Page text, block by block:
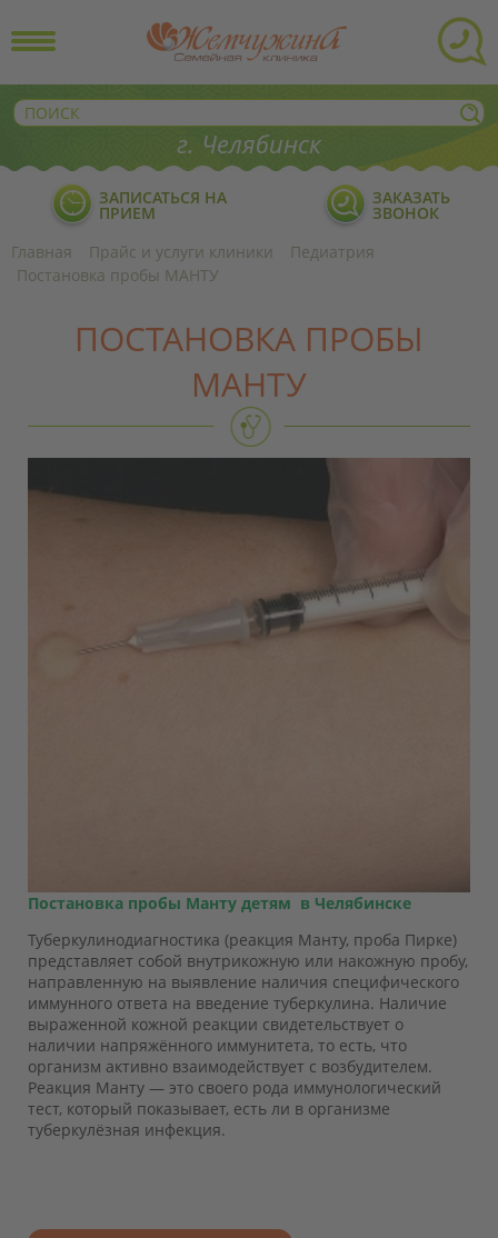
г. Челябинск
ЗАПИСАТЬСЯ НА
ПРИЕМ
ЗАКАЗАТЬ
ЗВОНОК
Главная
Прайс и услуги клиники
Педиатрия
Постановка пробы МАНТУ
ПОСТАНОВКА ПРОБЫ
МАНТУ
Постановка пробы Манту детям в Челябинске
Туберкулинодиагностика (реакция Манту, проба Пирке)
представляет собой внутрикожную или накожную пробу,
направленную на выявление наличия специфического
иммунного ответа на введение туберкулина. Наличие
выраженной кожной реакции свидетельствует о
наличии напряжённого иммунитета, то есть, что
организм активно взаимодействует с возбудителем.
Реакция Манту — это своего рода иммунологический
тест, который показывает, есть ли в организме
туберкулёзная инфекция.